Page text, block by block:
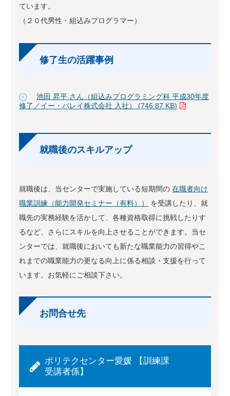
ています。
（２０代男性・組込みプログラマー）
修了生の活躍事例
池田 昇平 さん（組込みプログラミング科 平成30年度
修了／イー・バレイ株式会社 入社） (746.87 KB)
就職後のスキルアップ
就職後は、当センターで実施している短期間の 在職者向け
職業訓練（能力開発セミナー（有料））
を受講したり、就
職先の実務経験を活かして、各種資格取得に挑戦したりす
るなど、さらにスキルを向上させることができます。当セ
ンターでは、就職後においても新たな職業能力の習得やこ
れまでの職業能力の更なる向上に係る相談・支援を行って
います。お気軽にご相談下さい。
お問合せ先
ポリテクセンター愛媛 【訓練課
受講者係】